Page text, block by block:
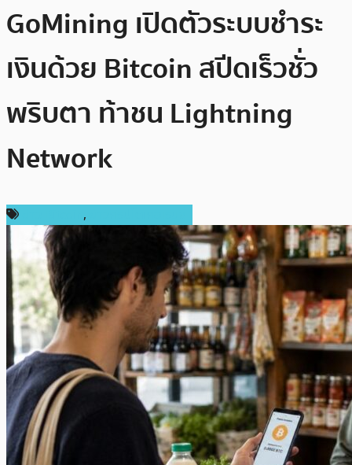
GoMining เปิดตัวระบบชำระ
เงินด้วย Bitcoin สปีดเร็วชั่ว
พริบตา ท้าชน Lightning
Network
,